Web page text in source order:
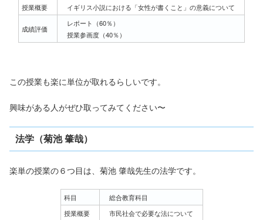
授業概要
イギリス小説における「女性が書くこと」の意義について
成績評価
レポート（60％）
授業参画度（40％）
この授業も楽に単位が取れるらしいです。
興味がある人がぜひ取ってみてください〜
法学（菊池 肇哉）
楽単の授業の６つ目は、菊池 肇哉先生の法学です。
科目
総合教育科目
授業概要
市民社会で必要な法について